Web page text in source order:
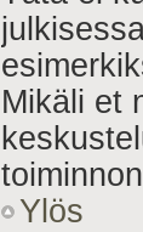
Mikäli et
Ylös